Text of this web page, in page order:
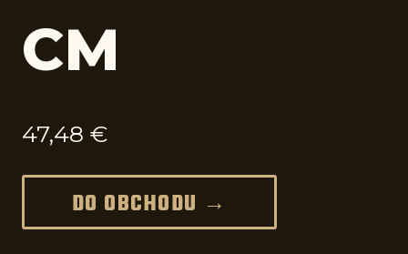
CM
47,48 €
DO OBCHODU →